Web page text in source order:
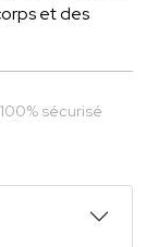
et des
sécurisé